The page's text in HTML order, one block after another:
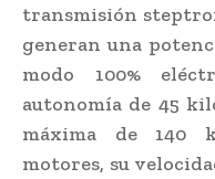
transmisión
generan una
modo 100%
autonomía de 45
máxima de 140
motores, su